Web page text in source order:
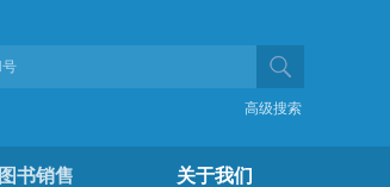
高级搜索
图书销售 关于我们